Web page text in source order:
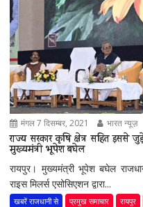
मंगल 7 दिसम्बर, 2021 भारत न्यूज़
राज्य सरकार कृषि क्षेत्र सहित
मुख्यमंत्री भूपेश बघेल
रायपुर। मुख्यमंत्री भूपेश बघेल
राइस मिलर्स एसोसिएशन द्वारा...
खबरें राजधानी से प्रमुख समाचार रायपुर